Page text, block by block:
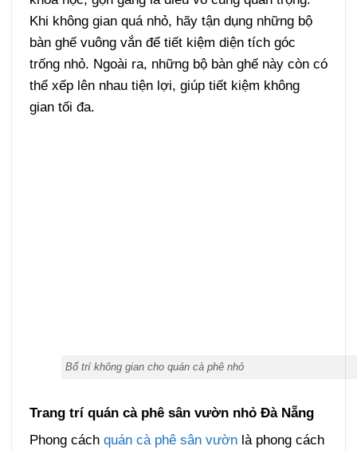
Khi không gian quá nhỏ, hãy tận dụng những bộ
bàn ghế vuông vắn để tiết kiệm diện tích góc
trống nhỏ. Ngoài ra, những bộ bàn ghế này còn có
thể xếp lên nhau tiện lợi, giúp tiết kiệm không
gian tối đa.
Bố trí không gian cho quán cà phê nhỏ
Trang trí quán cà phê sân vườn nhỏ Đà Nẵng
Phong cách quán cà phê sân vườnlà phong cách